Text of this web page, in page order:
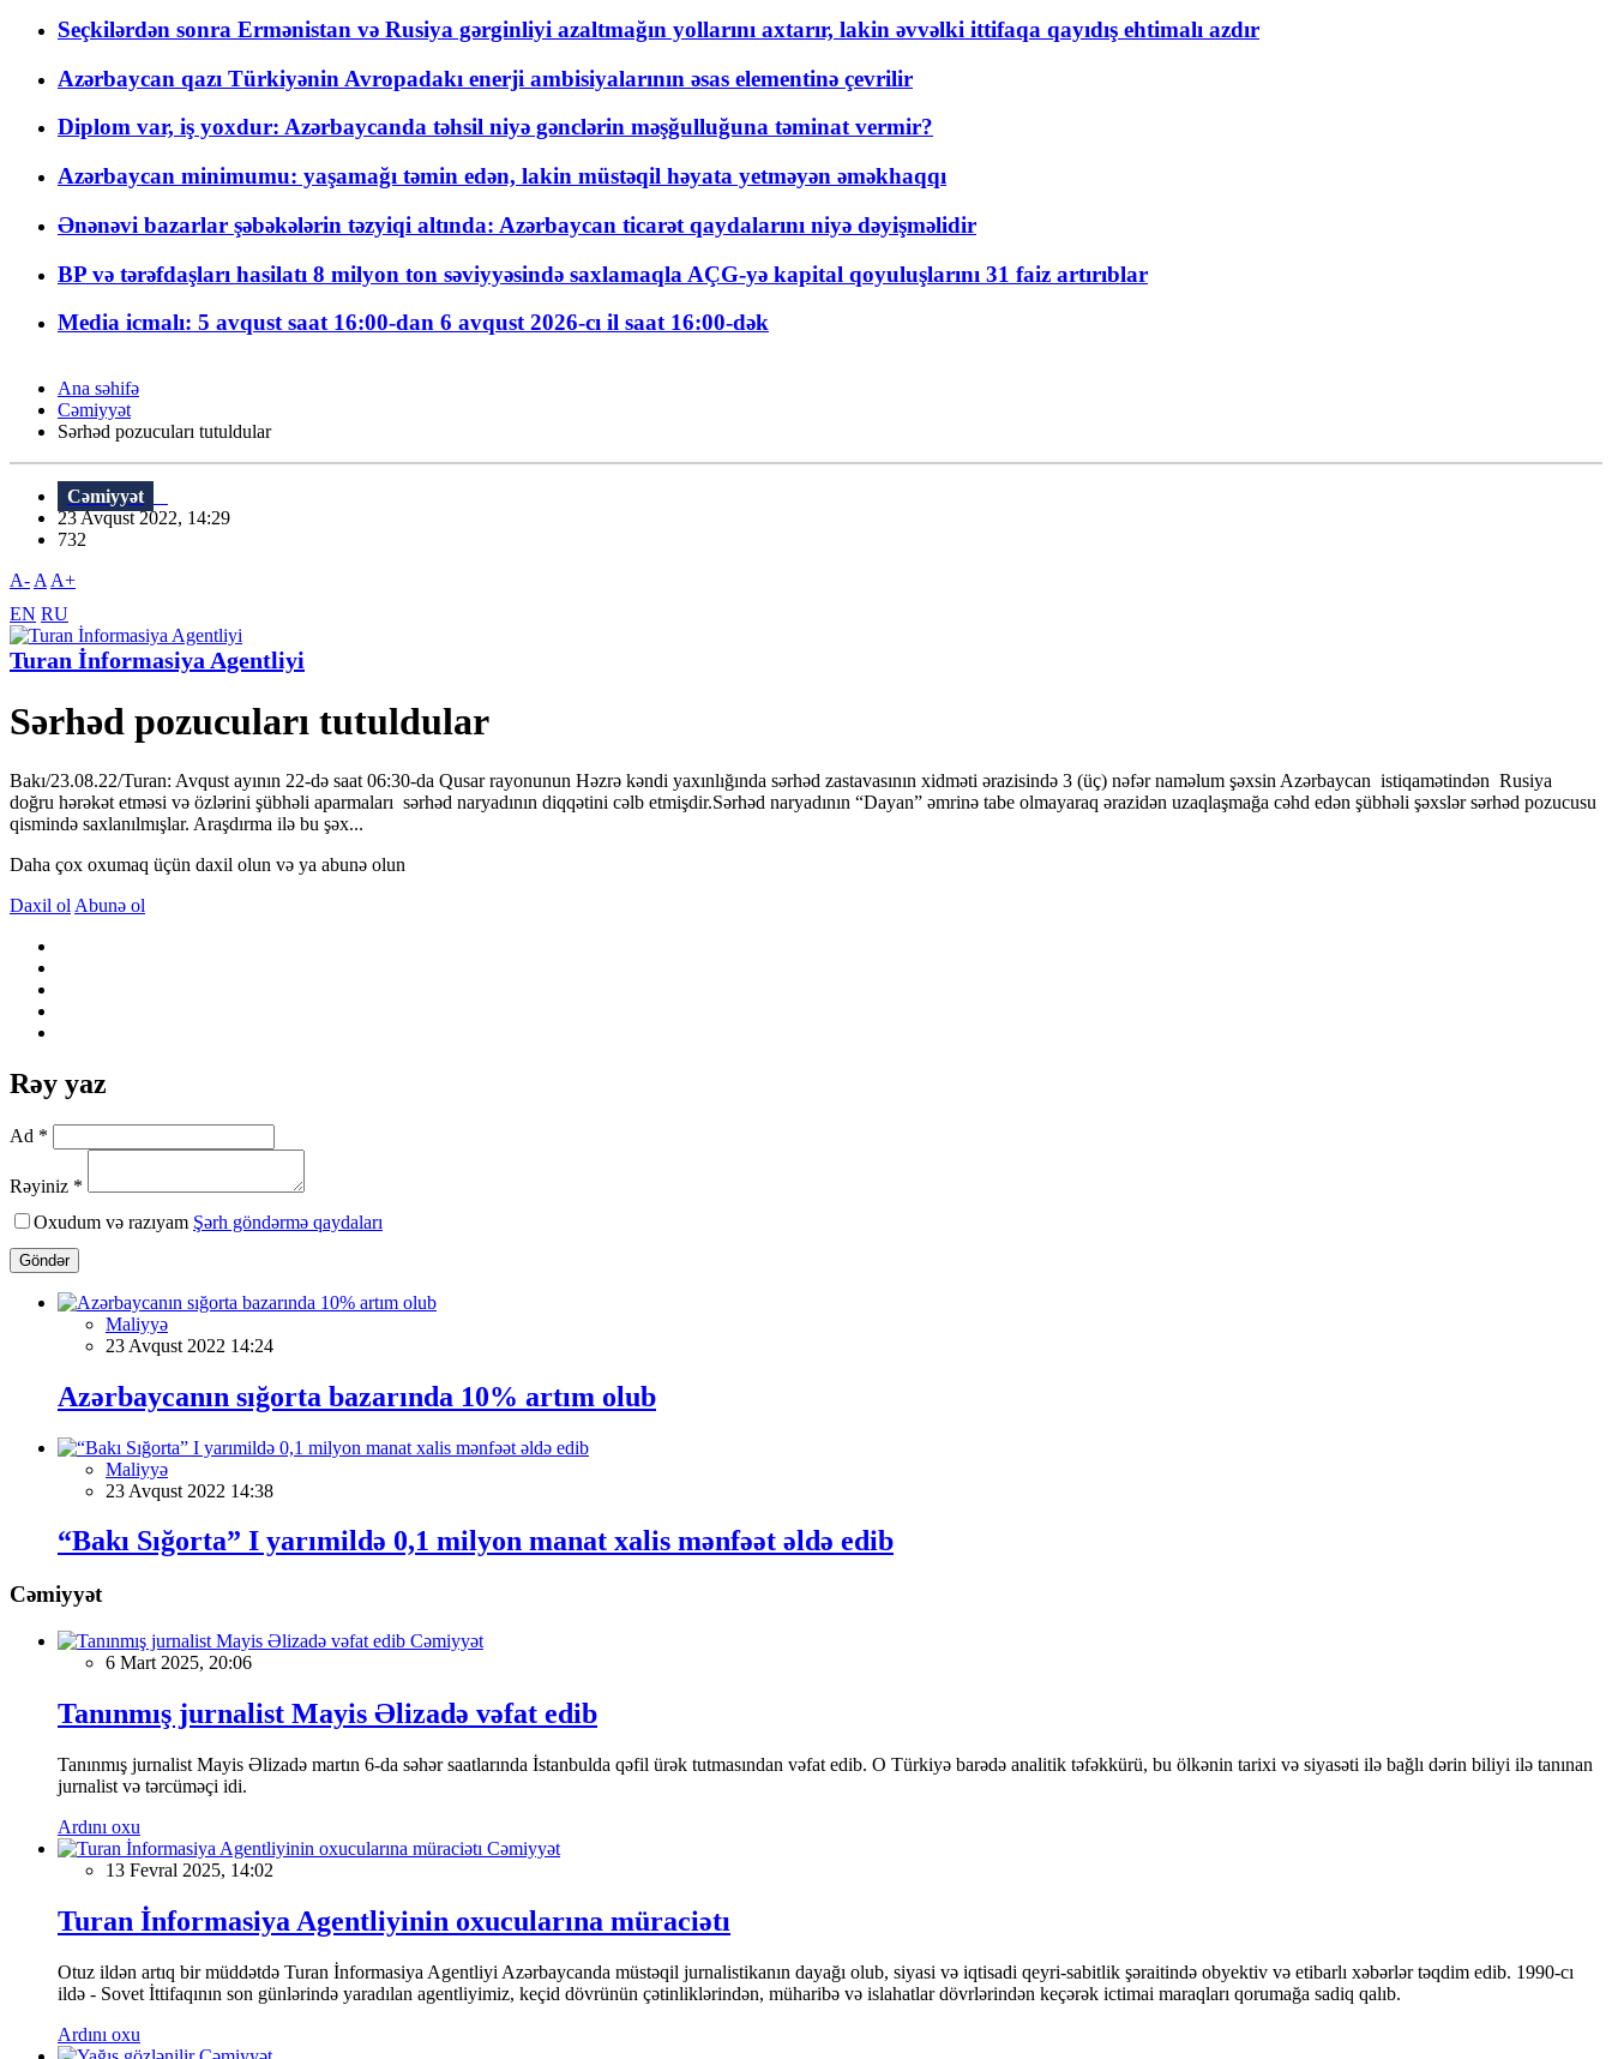
Seçkilərdən sonra Ermənistan və Rusiya gərginliyi azaltmağın yollarını axtarır, lakin əvvəlki ittifaqa qayıdış ehtimalı azdır
Azərbaycan qazı Türkiyənin Avropadakı enerji ambisiyalarının əsas elementinə çevrilir
Diplom var, iş yoxdur: Azərbaycanda təhsil niyə gənclərin məşğulluğuna təminat vermir?
Azərbaycan minimumu: yaşamağı təmin edən, lakin müstəqil həyata yetməyən əməkhaqqı
Ənənəvi bazarlar şəbəkələrin təzyiqi altında: Azərbaycan ticarət qaydalarını niyə dəyişməlidir
BP və tərəfdaşları hasilatı 8 milyon ton səviyyəsində saxlamaqla AÇG-yə kapital qoyuluşlarını 31 faiz artırıblar
Media icmalı: 5 avqust saat 16:00-dan 6 avqust 2026-cı il saat 16:00-dək
Ana səhifə
Cəmiyyət
Sərhəd pozucuları tutuldular
Cəmiyyət
23 Avqust 2022, 14:29
732
A- A A+
EN RU
Turan İnformasiya Agentliyi
Sərhəd pozucuları tutuldular
Bakı/23.08.22/Turan: Avqust ayının 22-də saat 06:30-da Qusar rayonunun Həzrə kəndi yaxınlığında sərhəd zastavasının xidməti ərazisində 3 (üç) nəfər naməlum şəxsin Azərbaycan istiqamətindən Rusiya
doğru hərəkət etməsi və özlərini şübhəli aparmaları sərhəd naryadının diqqətini cəlb etmişdir.Sərhəd naryadının “Dayan” əmrinə tabe olmayaraq ərazidən uzaqlaşmağa cəhd edən şübhəli şəxslər sərhəd pozucusu
qismində saxlanılmışlar. Araşdırma ilə bu şəx...
Daha çox oxumaq üçün daxil olun və ya abunə olun
Daxil ol Abunə ol
Rəy yaz
Ad *
Rəyiniz *
Oxudum və razıyam Şərh göndərmə qaydaları
Göndər
Maliyyə
23 Avqust 2022 14:24
Azərbaycanın sığorta bazarında 10% artım olub
Maliyyə
23 Avqust 2022 14:38
“Bakı Sığorta” I yarımildə 0,1 milyon manat xalis mənfəət əldə edib
Cəmiyyət
Cəmiyyət
6 Mart 2025, 20:06
Tanınmış jurnalist Mayis Əlizadə vəfat edib
Tanınmış jurnalist Mayis Əlizadə martın 6-da səhər saatlarında İstanbulda qəfil ürək tutmasından vəfat edib. O Türkiyə barədə analitik təfəkkürü, bu ölkənin tarixi və siyasəti ilə bağlı dərin biliyi ilə tanınan
jurnalist və tərcüməçi idi.
Ardını oxu
Cəmiyyət
13 Fevral 2025, 14:02
Turan İnformasiya Agentliyinin oxucularına müraciətı
Otuz ildən artıq bir müddətdə Turan İnformasiya Agentliyi Azərbaycanda müstəqil jurnalistikanın dayağı olub, siyasi və iqtisadi qeyri-sabitlik şəraitində obyektiv və etibarlı xəbərlər təqdim edib. 1990-cı
ildə - Sovet İttifaqının son günlərində yaradılan agentliyimiz, keçid dövrünün çətinliklərindən, müharibə və islahatlar dövrlərindən keçərək ictimai maraqları qorumağa sadiq qalıb.
Ardını oxu